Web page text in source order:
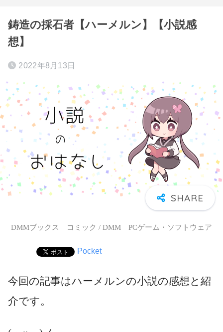
鋳造の採石者【ハーメルン】【小説感
想】
2022年8月13日
DMMブックス コミック / DMM PCゲーム・ソフトウェア
Pocket
今回の記事はハーメルンの小説の感想と紹
介です。